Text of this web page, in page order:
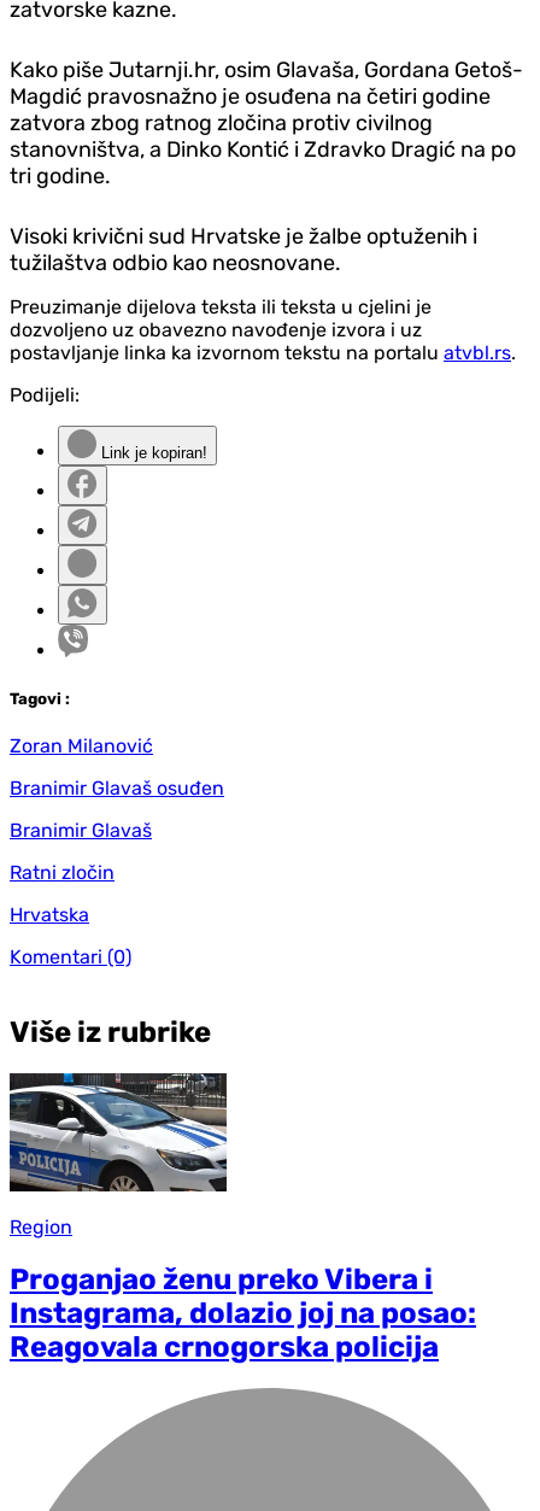
zatvorske kazne.
Kako piše Jutarnji.hr, osim Glavaša, Gordana Getoš-
Magdić pravosnažno je osuđena na četiri godine
zatvora zbog ratnog zločina protiv civilnog
stanovništva, a Dinko Kontić i Zdravko Dragić na po
tri godine.
Visoki krivični sud Hrvatske je žalbe optuženih i
tužilaštva odbio kao neosnovane.
Preuzimanje dijelova teksta ili teksta u cjelini je
dozvoljeno uz obavezno navođenje izvora i uz
postavljanje linka ka izvornom tekstu na portalu atvbl.rs.
Podijeli:
Link je kopiran!
Tagovi :
Zoran Milanović
Branimir Glavaš osuđen
Branimir Glavaš
Ratni zločin
Hrvatska
Komentari (0)
Više iz rubrike
Region
Proganjao ženu preko Vibera i
Instagrama, dolazio joj na posao:
Reagovala crnogorska policija